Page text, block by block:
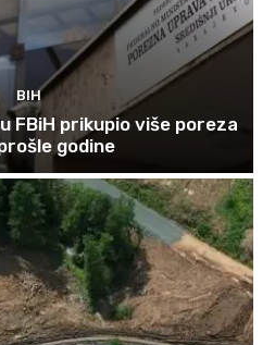
BIH
FBiH prikupio više poreza
godine